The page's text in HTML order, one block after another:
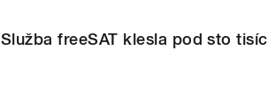
Služba freeSAT klesla pod sto